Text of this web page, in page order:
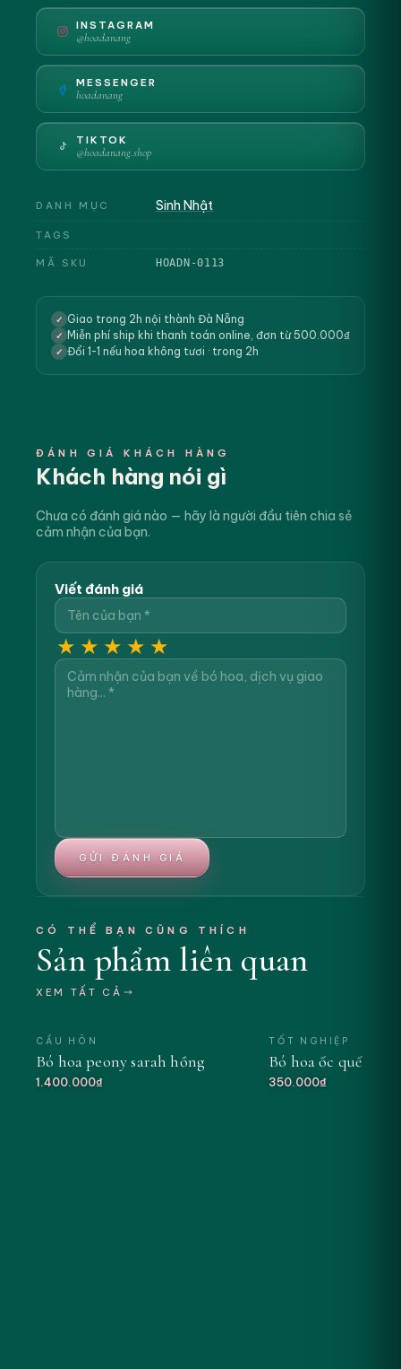
INSTAGRAM
@hoadanang
MESSENGER
hoadanang
TIKTOK
@hoadanang.shop
DANH MỤC Sinh Nhật
TAGS
MÃ SKU HOADN-0113
✓ Giao trong 2h nội thành Đà Nẵng
✓ Miễn phí ship khi thanh toán online, đơn từ 500.000₫
✓ Đổi 1-1 nếu hoa không tươi · trong 2h
ĐÁNH GIÁ KHÁCH HÀNG
Khách hàng nói gì
Chưa có đánh giá nào — hãy là người đầu tiên chia sẻ
cảm nhận của bạn.
Viết đánh giá
★ ★ ★ ★ ★
GỬI ĐÁNH GIÁ
CÓ THỂ BẠN CŨNG THÍCH
Sản phẩm liên quan
XEM TẤT CẢ
MỚI
CẦU HÔN
Bó hoa peony sarah hồng
1.400.000₫
TỐT NGHIỆP
Bó hoa ốc quế
350.000₫